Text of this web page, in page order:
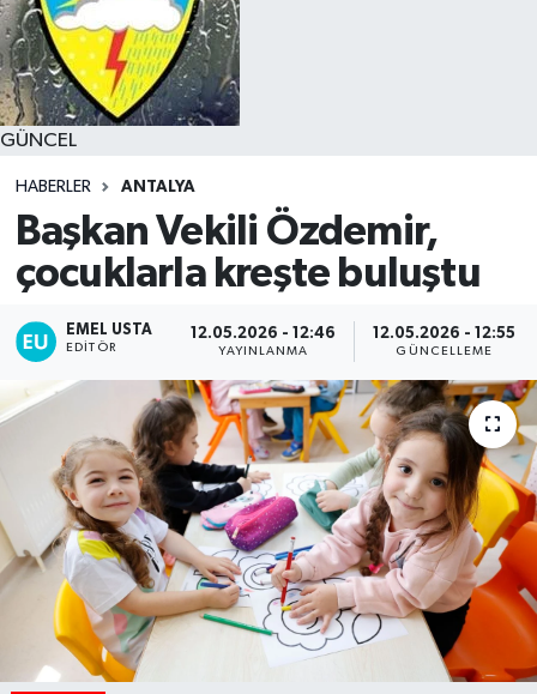
GÜNCEL
HABERLER ANTALYA
Başkan Vekili Özdemir,
çocuklarla kreşte buluştu
EMEL USTA
EDITÖR
12.05.2026 - 12:46
YAYINLANMA
12.05.2026 - 12:55
GÜNCELLEME